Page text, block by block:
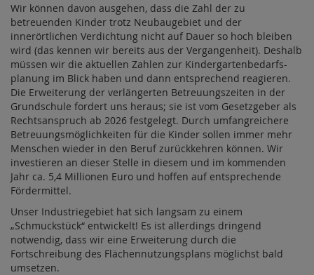
Wir können davon ausgehen, dass die Zahl der zu
betreuenden Kinder trotz Neubaugebiet und der
innerörtlichen Verdichtung nicht auf Dauer so hoch bleiben
wird (das kennen wir bereits aus der Vergangenheit). Deshalb
müssen wir die aktuellen Zahlen zur Kindergartenbedarfs-
planung im Blick haben und dann entsprechend reagieren.
Die Erweiterung der verlängerten Betreuungszeiten in der
Grundschule fordert uns heraus; sie ist vom Gesetzgeber als
Rechtsanspruch ab 2026 festgelegt. Durch umfangreichere
Betreuungsmöglichkeiten für die Kinder sollen immer mehr
Menschen wieder in den Beruf zurückkehren können. Wir
investieren an dieser Stelle in diesem und im kommenden
Jahr ca. 5,4 Millionen Euro und hoffen auf entsprechende
Fördermittel.
Unser Industriegebiet hat sich langsam zu einem
„Schmuckstück“ entwickelt! Es ist allerdings dringend
notwendig, dass wir eine Erweiterung durch die
Fortschreibung des Flächennutzungsplans möglichst bald
umsetzen.